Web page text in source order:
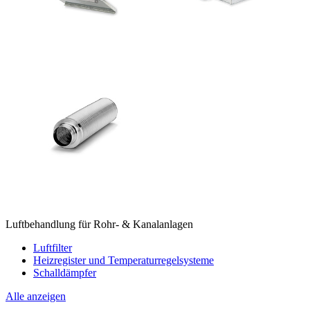
Luftbehandlung für Rohr- & Kanalanlagen
Luftfilter
Heizregister und Temperaturregelsysteme
Schalldämpfer
Alle anzeigen